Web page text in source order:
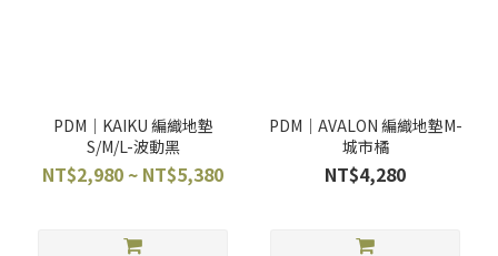
PDM｜KAIKU 編織地墊
S/M/L-波動黑
NT$2,980 ~ NT$5,380
PDM｜AVALON 編織地墊M-
城市橘
NT$4,280